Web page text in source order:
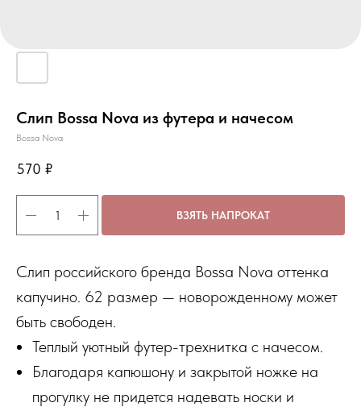
Слип Bossa Nova из футера и начесом
Bossa Nova
570 ₽
ВЗЯТЬ НАПРОКАТ
Cлип российского бренда Bossa Nova оттенка
капучино. 62 размер — новорожденному может
быть свободен.
Теплый уютный футер-трехнитка с начесом.
Благодаря капюшону и закрытой ножке на
прогулку не придется надевать носки и